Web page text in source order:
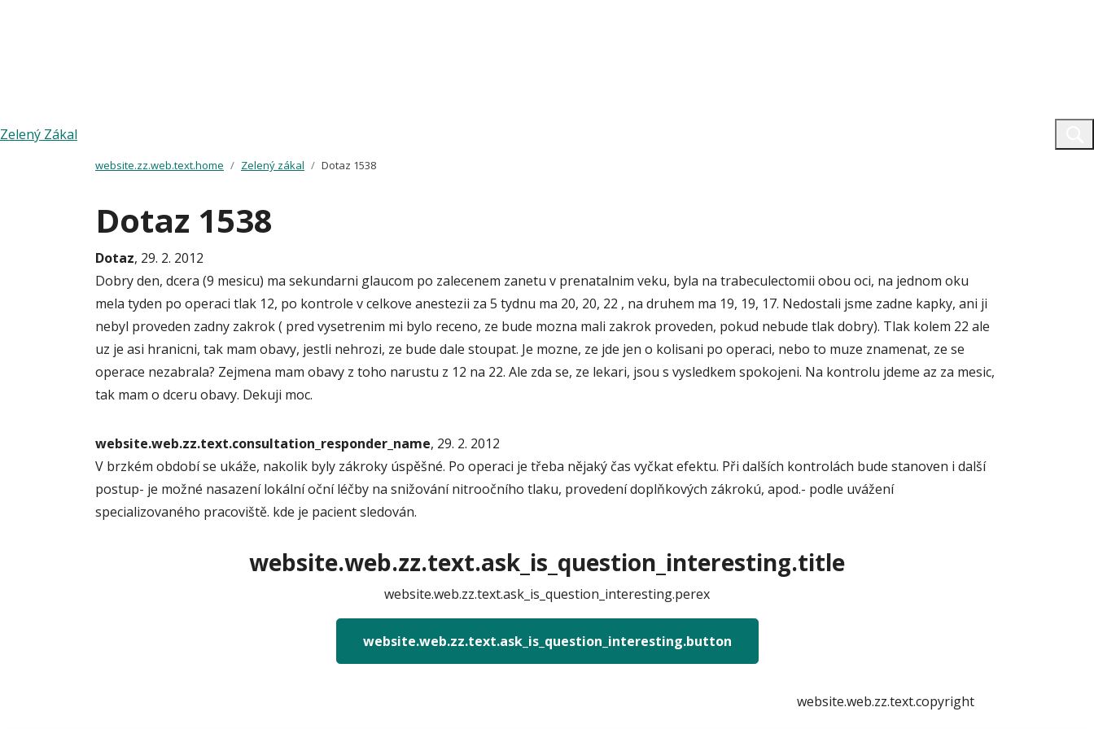
Zelený Zákal
website.zz.web.text.home Zelený zákal Dotaz 1538
Dotaz 1538
Dotaz, 29. 2. 2012
Dobry den, dcera (9 mesicu) ma sekundarni glaucom po zalecenem zanetu v prenatalnim veku, byla na trabeculectomii obou oci, na jednom oku
mela tyden po operaci tlak 12, po kontrole v celkove anestezii za 5 tydnu ma 20, 20, 22 , na druhem ma 19, 19, 17. Nedostali jsme zadne kapky, ani ji
nebyl proveden zadny zakrok ( pred vysetrenim mi bylo receno, ze bude mozna mali zakrok proveden, pokud nebude tlak dobry). Tlak kolem 22 ale
uz je asi hranicni, tak mam obavy, jestli nehrozi, ze bude dale stoupat. Je mozne, ze jde jen o kolisani po operaci, nebo to muze znamenat, ze se
operace nezabrala? Zejmena mam obavy z toho narustu z 12 na 22. Ale zda se, ze lekari, jsou s vysledkem spokojeni. Na kontrolu jdeme az za mesic,
tak mam o dceru obavy. Dekuji moc.
website.web.zz.text.consultation_responder_name, 29. 2. 2012
V brzkém období se ukáže, nakolik byly zákroky úspěšné. Po operaci je třeba nějaký čas vyčkat efektu. Při dalších kontrolách bude stanoven i další
postup- je možné nasazení lokální oční léčby na snižování nitroočního tlaku, provedení doplňkových zákrokú, apod.- podle uvážení
specializovaného pracoviště. kde je pacient sledován.
website.web.zz.text.ask_is_question_interesting.title
website.web.zz.text.ask_is_question_interesting.perex
website.web.zz.text.ask_is_question_interesting.button
website.web.zz.text.copyright